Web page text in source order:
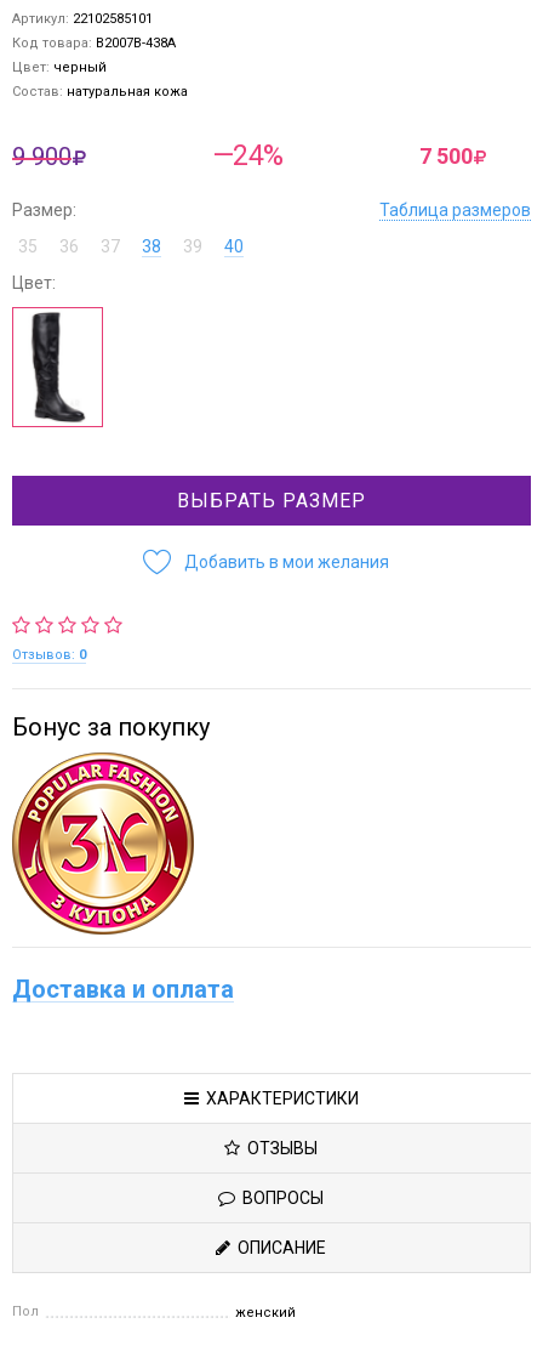
Артикул: 22102585101
Код товара: B2007B-438A
Цвет: черный
Состав: натуральная кожа
9 900 —24% 7 500
Размер:
Таблица размеров
35
36 37 38 39
40
Цвет:
ВЫБРАТЬ РАЗМЕР
Добавить в мои желания
Отзывов: 0
Бонус за покупку
Доставка и оплата
ХАРАКТЕРИСТИКИ
ОТЗЫВЫ
ВОПРОСЫ
ОПИСАНИЕ
Пол женский